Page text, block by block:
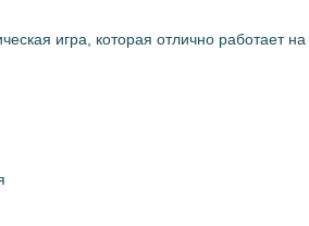
игра, которая отлично